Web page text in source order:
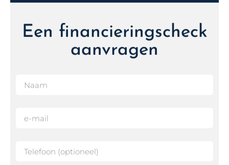
Een financieringscheck
aanvragen